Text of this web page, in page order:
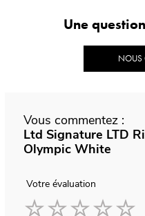
Une
NOUS
Vous commentez :
Ltd Signature LTD
Olympic White
Votre évaluation